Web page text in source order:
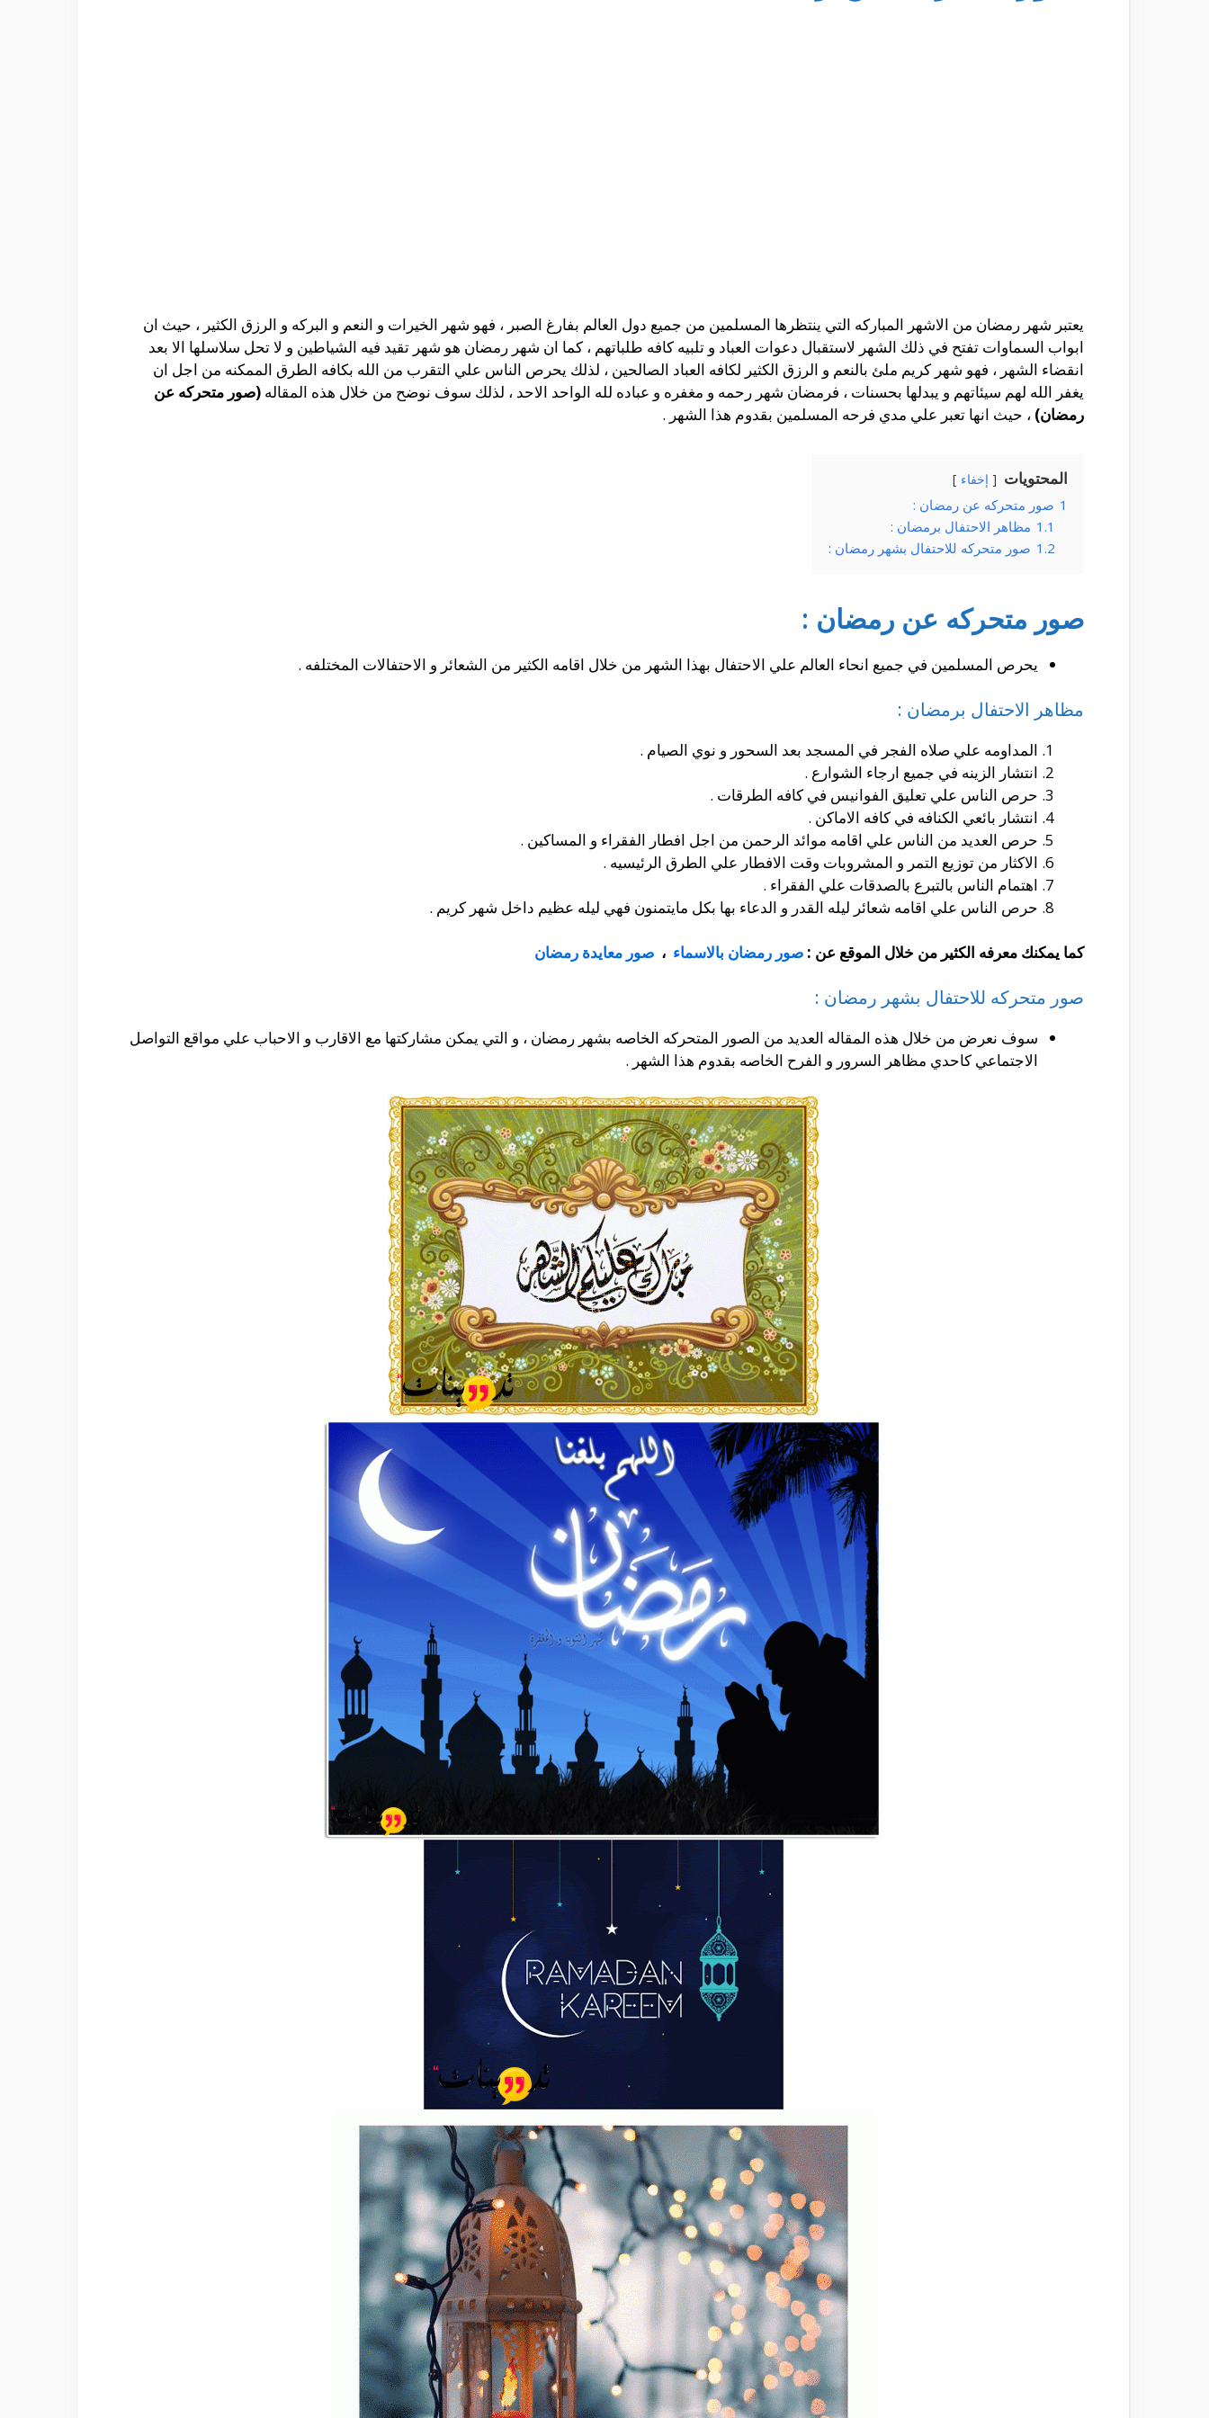
يعتبر شهر رمضان من الاشهر المباركه التي ينتظرها المسلمين من جميع دول العالم بفارغ الصبر ، فهو شهر الخيرات و النعم و البركه و الرزق الكثير ، حيث ان
ابواب السماوات تفتح في ذلك الشهر لاستقبال دعوات العباد و تلبيه كافه طلباتهم ، كما ان شهر رمضان هو شهر تقيد فيه الشياطين و لا تحل سلاسلها الا بعد
انقضاء الشهر ، فهو شهر كريم ملئ بالنعم و الرزق الكثير لكافه العباد الصالحين ، لذلك يحرص الناس علي التقرب من الله بكافه الطرق الممكنه من اجل ان
يغفر الله لهم سيئاتهم و يبدلها بحسنات ، فرمضان شهر رحمه و مغفره و عباده لله الواحد الاحد ، لذلك سوف نوضح من خلال هذه المقاله (صور متحركه عن
رمضان) ، حيث انها تعبر علي مدي فرحه المسلمين بقدوم هذا الشهر .
المحتويات إخفاء
1 صور متحركه عن رمضان :
1.1 مظاهر الاحتفال برمضان :
1.2 صور متحركه للاحتفال بشهر رمضان :
صور متحركه عن رمضان :
يحرص المسلمين في جميع انحاء العالم علي الاحتفال بهذا الشهر من خلال اقامه الكثير من الشعائر و الاحتفالات المختلفه .
مظاهر الاحتفال برمضان :
المداومه علي صلاه الفجر في المسجد بعد السحور و نوي الصيام .
انتشار الزينه في جميع ارجاء الشوارع .
حرص الناس علي تعليق الفوانيس في كافه الطرقات .
انتشار بائعي الكنافه في كافه الاماكن .
حرص العديد من الناس علي اقامه موائد الرحمن من اجل افطار الفقراء و المساكين .
الاكثار من توزيع التمر و المشروبات وقت الافطار علي الطرق الرئيسيه .
اهتمام الناس بالتبرع بالصدقات علي الفقراء .
حرص الناس علي اقامه شعائر ليله القدر و الدعاء بها بكل مايتمنون فهي ليله عظيم داخل شهر كريم .
كما يمكنك معرفه الكثير من خلال الموقع عن : صور رمضان بالاسماء ، صور معايدة رمضان
صور متحركه للاحتفال بشهر رمضان :
سوف نعرض من خلال هذه المقاله العديد من الصور المتحركه الخاصه بشهر رمضان ، و التي يمكن مشاركتها مع الاقارب و الاحباب علي مواقع التواصل
الاجتماعي كاحدي مظاهر السرور و الفرح الخاصه بقدوم هذا الشهر .